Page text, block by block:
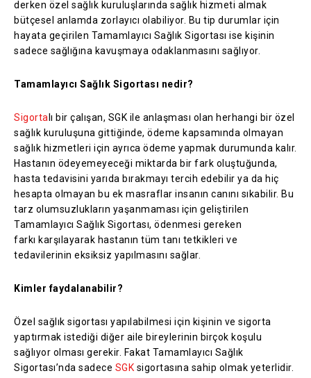
derken özel sağlık kuruluşlarında sağlık hizmeti almak
bütçesel anlamda zorlayıcı olabiliyor. Bu tip durumlar için
hayata geçirilen Tamamlayıcı Sağlık Sigortası ise kişinin
sadece sağlığına kavuşmaya odaklanmasını sağlıyor.
Tamamlayıcı Sağlık Sigortası nedir?
Sigorta lı bir çalışan, SGK ile anlaşması olan herhangi bir özel
sağlık kuruluşuna gittiğinde, ödeme kapsamında olmayan
sağlık hizmetleri için ayrıca ödeme yapmak durumunda kalır.
Hastanın ödeyemeyeceği miktarda bir fark oluştuğunda,
hasta tedavisini yarıda bırakmayı tercih edebilir ya da hiç
hesapta olmayan bu ek masraflar insanın canını sıkabilir. Bu
tarz olumsuzlukların yaşanmaması için geliştirilen
Tamamlayıcı Sağlık Sigortası, ödenmesi gereken
farkı karşılayarak hastanın tüm tanı tetkikleri ve
tedavilerinin eksiksiz yapılmasını sağlar.
Kimler faydalanabilir?
Özel sağlık sigortası yapılabilmesi için kişinin ve sigorta
yaptırmak istediği diğer aile bireylerinin birçok koşulu
sağlıyor olması gerekir. Fakat Tamamlayıcı Sağlık
Sigortası’nda sadece SGK sigortasına sahip olmak yeterlidir.